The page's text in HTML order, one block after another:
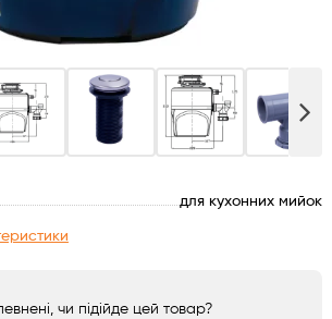
для кухонних мийок
чи підійде цей товар?